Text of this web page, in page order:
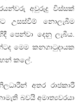
අවුරුදු විස්සක්
උසස්වීම් නොලැබීම
පෙන්වා දෙනු ලැබීය.
මෙම කනගාටුදායක
කලේ.
අතර රාජකාරී
බවයි අමාත්‍යවරයා